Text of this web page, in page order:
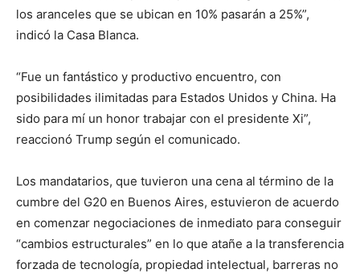
los aranceles que se ubican en 10% pasarán a 25%”,
indicó la Casa Blanca.
“Fue un fantástico y productivo encuentro, con
posibilidades ilimitadas para Estados Unidos y China. Ha
sido para mí un honor trabajar con el presidente Xi”,
reaccionó Trump según el comunicado.
Los mandatarios, que tuvieron una cena al término de la
cumbre del G20 en Buenos Aires, estuvieron de acuerdo
en comenzar negociaciones de inmediato para conseguir
“cambios estructurales” en lo que atañe a la transferencia
forzada de tecnología, propiedad intelectual, barreras no